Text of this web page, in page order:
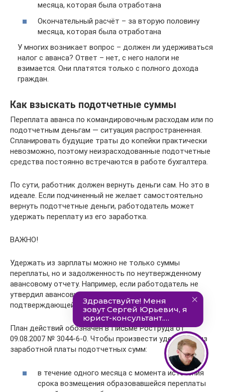
месяца, которая была отработана
Окончательный расчёт – за вторую половину
месяца, которая была отработана
У многих возникает вопрос – должен ли удерживаться
налог с аванса? Ответ – нет, с него налоги не
взимается. Они платятся только с полного дохода
граждан.
Как взыскать подотчетные суммы
Переплата аванса по командировочным расходам или по
подотчетным деньгам — ситуация распространенная.
Спланировать будущие траты до копейки практически
невозможно, поэтому неизрасходованные подотчетные
средства постоянно встречаются в работе бухгалтера.
По сути, работник должен вернуть деньги сам. Но это в
идеале. Если подчиненный не желает самостоятельно
вернуть подотчетные деньги, работодатель может
удержать переплату из его заработка.
ВАЖНО!
Удержать из зарплаты можно не только суммы
переплаты, но и задолженность по неутвержденному
авансовому отчету. Например, если работодатель не
утвердил авансовый отчет из-за отсутствия
подтверждающей документации.
План действий обозначен в Письме Роструда от
09.08.2007 № 3044-6-0. Чтобы произвести удержания из
заработной платы подотчетных сумм:
в течение одного месяца с момента истечения
срока возмещения образовавшейся переплаты